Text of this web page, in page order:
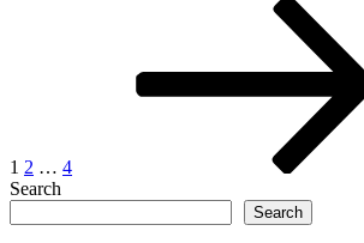
1 2 … 4
Search
Search